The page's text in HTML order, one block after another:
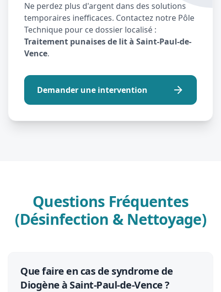
Ne perdez plus d'argent dans des solutions
temporaires inefficaces. Contactez notre Pôle
Technique pour ce dossier localisé :
Traitement punaises de lit à Saint-Paul-de-
Vence.
Demander une intervention
Questions Fréquentes
(Désinfection & Nettoyage)
Que faire en cas de syndrome de
Diogène à Saint-Paul-de-Vence ?